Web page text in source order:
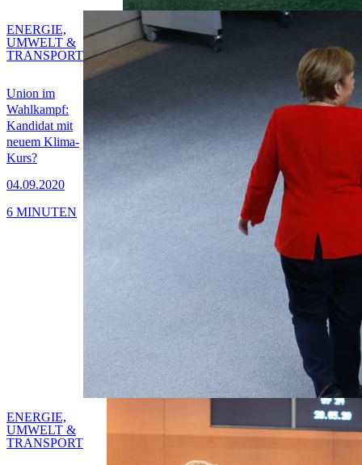
Union im
Wahlkampf:
Kandidat mit
neuem Klima-
Kurs?
04.09.2020
ENERGIE,
UMWELT &
TRANSPORT
6 MINUTEN
ENERGIE,
UMWELT &
TRANSPORT